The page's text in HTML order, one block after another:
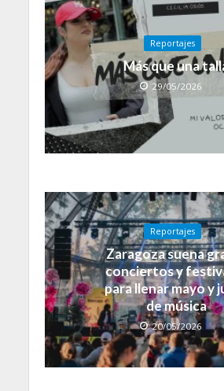
Reportajes
Más que una
29/05/2026
Reportajes
Zaragoza suena
conciertos y
para llenar mayo y
de música
20/05/2026